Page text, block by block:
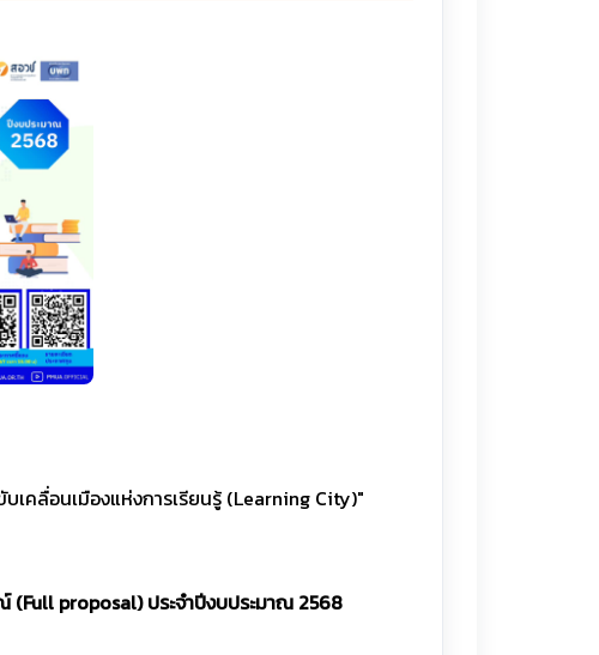
คลื่อนเมืองแห่งการเรียนรู้ (Learning City)"
proposal) ประจำปีงบประมาณ 2568